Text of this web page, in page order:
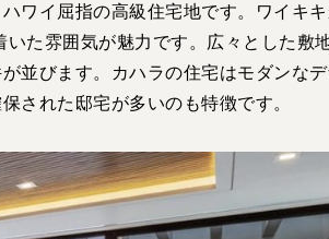
ワイ屈指の高級住宅地です。ワイキ
た雰囲気が魅力です。広々とした敷
並びます。カハラの住宅はモダンな
された邸宅が多いのも特徴です。